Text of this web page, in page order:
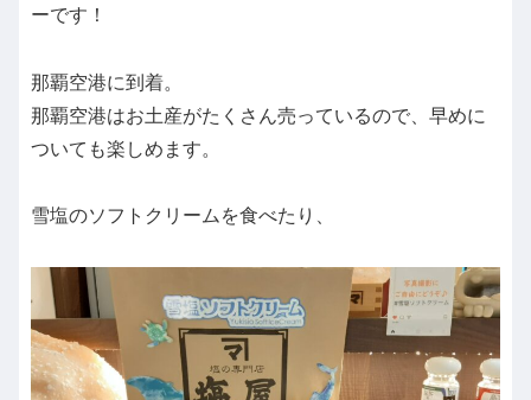
ーです！
那覇空港に到着。
那覇空港はお土産がたくさん売っているので、早めに
ついても楽しめます。
雪塩のソフトクリームを食べたり、